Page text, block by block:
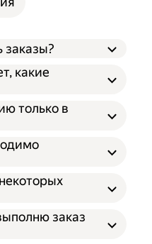
заказы?
какие
только в
заказ